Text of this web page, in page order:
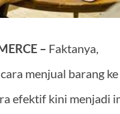
– Faktanya,
menjual barang
efektif kini menjadi